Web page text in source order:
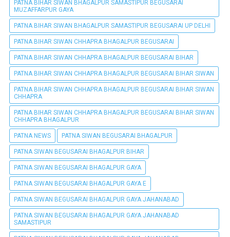
PATNA BIHAR SIWAN BHAGALPUR SAMASTIPUR BEGUSARAI
MUZAFFARPUR GAYA
PATNA BIHAR SIWAN BHAGALPUR SAMASTIPUR BEGUSARAI UP DELHI
PATNA BIHAR SIWAN CHHAPRA BHAGALPUR BEGUSARAI
PATNA BIHAR SIWAN CHHAPRA BHAGALPUR BEGUSARAI BIHAR
PATNA BIHAR SIWAN CHHAPRA BHAGALPUR BEGUSARAI BIHAR SIWAN
PATNA BIHAR SIWAN CHHAPRA BHAGALPUR BEGUSARAI BIHAR SIWAN
CHHAPRA
PATNA BIHAR SIWAN CHHAPRA BHAGALPUR BEGUSARAI BIHAR SIWAN
CHHAPRA BHAGALPUR
PATNA NEWS PATNA SIWAN BEGUSARAI BHAGALPUR
PATNA SIWAN BEGUSARAI BHAGALPUR BIHAR
PATNA SIWAN BEGUSARAI BHAGALPUR GAYA
PATNA SIWAN BEGUSARAI BHAGALPUR GAYA E
PATNA SIWAN BEGUSARAI BHAGALPUR GAYA JAHANABAD
PATNA SIWAN BEGUSARAI BHAGALPUR GAYA JAHANABAD
SAMASTIPUR